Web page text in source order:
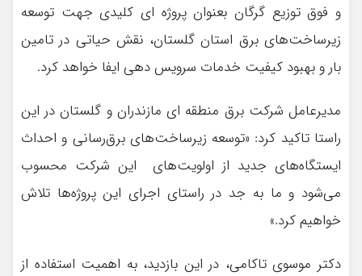
و فوق توزیع گرگان بعنوان پروژه ای کلیدی جهت توسعه
زیرساخت‌های برق استان گلستان، نقش حیاتی در تامین
بار و بهبود کیفیت خدمات سرویس دهی ایفا خواهد کرد.
مدیرعامل شرکت برق منطقه ای مازندران و گلستان در این
راستا تاکید کرد: «توسعه زیرساخت‌های برق‌رسانی و احداث
ایستگاه‌های جدید از اولویت‌های این شرکت محسوب
می‌شود و ما به جد در راستای اجرای این پروژه‌ها تلاش
خواهیم کرد.»
دکتر موسوی تاکامی، در این بازدید، به اهمیت استفاده از